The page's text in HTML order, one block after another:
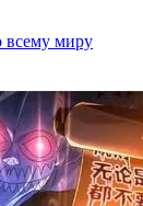
всему миру